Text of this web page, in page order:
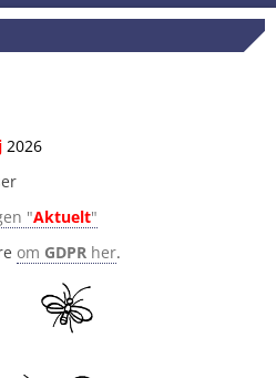
2026
"Aktuelt"
om GDPR her.